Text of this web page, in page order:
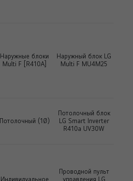
Наружные блоки
Multi F [R410А]
Наружный блок LG
Multi F MU4M25
Потолочный (1Ø)
Потолочный блок
LG Smart Inverter
R410a UV30W
Индивидуальное
Проводной пульт
управления LG